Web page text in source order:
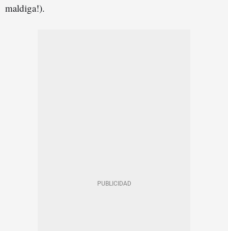
maldiga!).